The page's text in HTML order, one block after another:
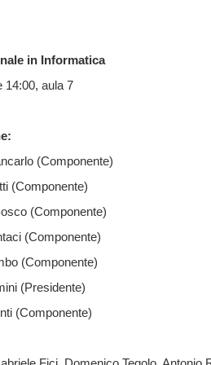
in Informatica
14:00, aula 7
(Componente)
(Componente)
(Componente)
(Componente)
(Componente)
(Presidente)
(Componente)